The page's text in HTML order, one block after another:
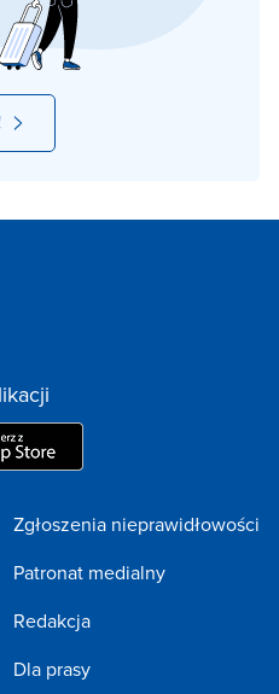
Zgłoszenia nieprawidłowości
Patronat medialny
Redakcja
Dla prasy